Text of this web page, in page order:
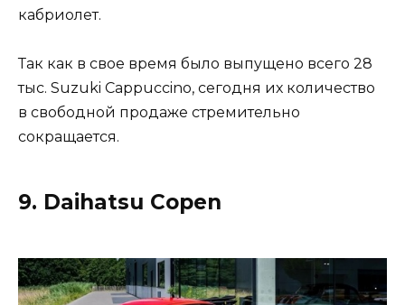
кабриолет.
Так как в свое время было выпущено всего 28
тыс. Suzuki Cappuccino, сегодня их количество
в свободной продаже стремительно
сокращается.
9. Daihatsu Copen